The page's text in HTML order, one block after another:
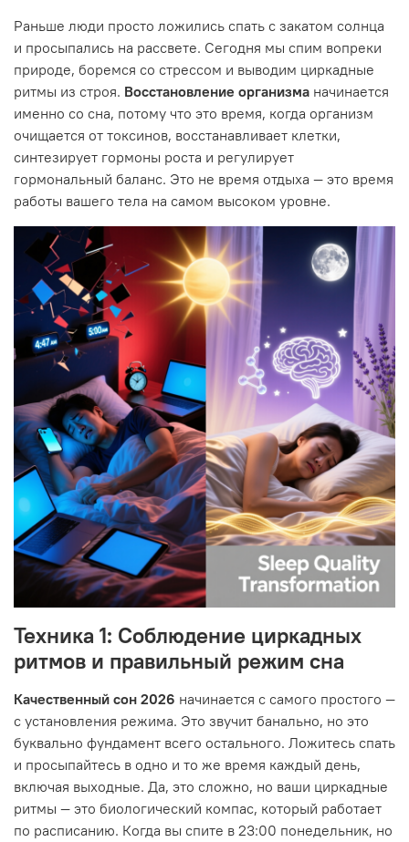
Раньше люди просто ложились спать с закатом солнца
и просыпались на рассвете. Сегодня мы спим вопреки
природе, боремся со стрессом и выводим циркадные
ритмы из строя. Восстановление организма начинается
именно со сна, потому что это время, когда организм
очищается от токсинов, восстанавливает клетки,
синтезирует гормоны роста и регулирует
гормональный баланс. Это не время отдыха — это время
работы вашего тела на самом высоком уровне.
Техника 1: Соблюдение циркадных
ритмов и правильный режим сна
Качественный сон 2026 начинается с самого простого —
с установления режима. Это звучит банально, но это
буквально фундамент всего остального. Ложитесь спать
и просыпайтесь в одно и то же время каждый день,
включая выходные. Да, это сложно, но ваши циркадные
ритмы — это биологический компас, который работает
по расписанию. Когда вы спите в 23:00 понедельник, но